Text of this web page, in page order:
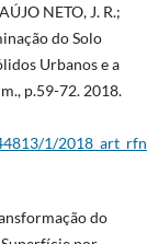
NETO, J. R.;
do Solo
Urbanos e a
p.59-72. 2018.
1/
do